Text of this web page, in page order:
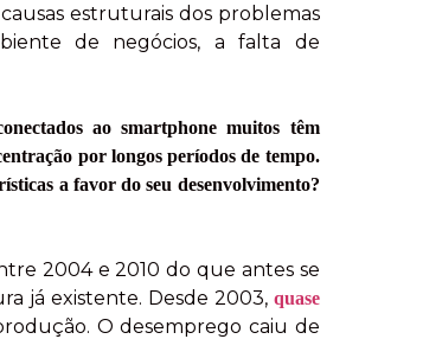
estruturais dos problemas
de negócios, a falta de
ao smartphone muitos têm
por longos períodos de tempo.
a favor do seu desenvolvimento?
2004 e 2010 do que antes se
já existente. Desde 2003, quase
O desemprego caiu de